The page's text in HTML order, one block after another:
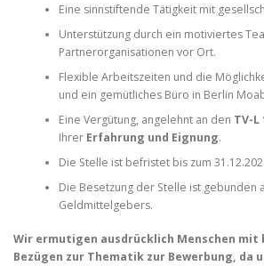
Eine sinnstiftende Tätigkeit mit
Unterstützung durch ein motiviertes
Partnerorganisationen vor Ort.
Flexible Arbeitszeiten und die
und ein gemütliches Büro in Berlin
Eine Vergütung, angelehnt an den TV-L
Ihrer Erfahrung und Eignung.
Die Stelle ist befristet bis zum
Die Besetzung der Stelle ist gebunden
Geldmittelgebers.
Wir ermutigen ausdrücklich Menschen mit
Bezügen zur Thematik zur Bewerbung, da